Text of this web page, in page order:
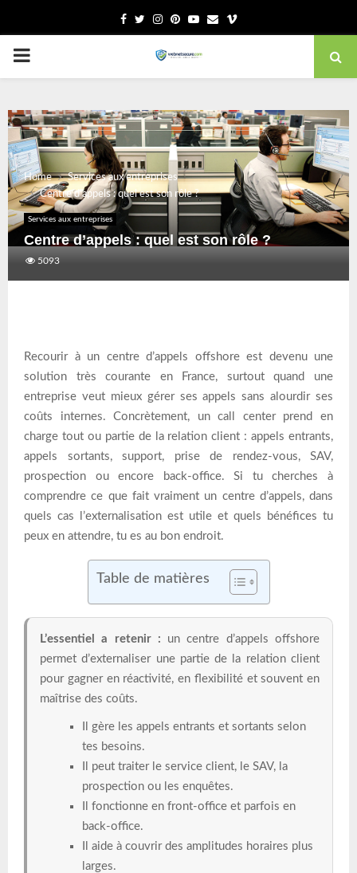
Facebook
TwitterInstagram
PinterestYoutube
EmailVimeo
PRIMARY
Home
Services aux entreprises
Centre d’appels : quel est son rôle ?
Services aux entreprises
Centre d’appels : quel est son rôle ?
5093
Recourir à un centre d’appels offshore est devenu une
solution très courante en France, surtout quand une
entreprise veut mieux gérer ses appels sans alourdir ses
coûts internes. Concrètement, un call center prend en
charge tout ou partie de la relation client : appels entrants,
appels sortants, support, prise de rendez-vous, SAV,
prospection ou encore back-office. Si tu cherches à
comprendre ce que fait vraiment un centre d’appels, dans
quels cas l’externalisation est utile et quels bénéfices tu
peux en attendre, tu es au bon endroit.
Table de matières
L’essentiel a retenir : un centre d’appels offshore
permet d’externaliser une partie de la relation client
pour gagner en réactivité, en flexibilité et souvent en
maîtrise des coûts.
Il gère les appels entrants et sortants selon
tes besoins.
Il peut traiter le service client, le SAV, la
prospection ou les enquêtes.
Il fonctionne en front-office et parfois en
back-office.
Il aide à couvrir des amplitudes horaires plus
larges.